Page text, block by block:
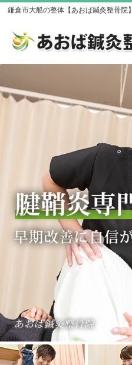
鎌倉市大船の整体【あおば鍼灸整骨院】